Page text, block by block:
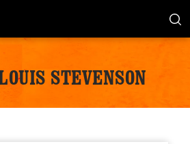
STEVENSON